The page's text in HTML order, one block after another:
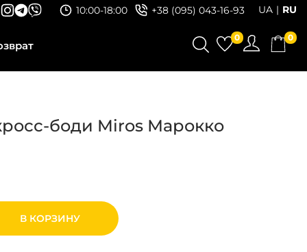
10:00-18:00 +38 (095) 043-16-93 UA RU
0 0
боди Miros Марокко
В КОРЗИНУ